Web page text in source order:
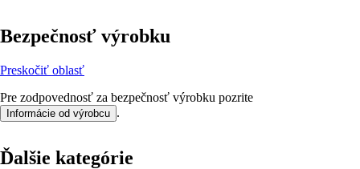
Bezpečnosť výrobku
Preskočiť oblasť
Pre zodpovednosť za bezpečnosť výrobku pozrite
Informácie od výrobcu .
Ďalšie kategórie